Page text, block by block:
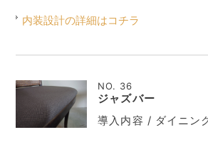
内装設計の詳細はコチラ
NO. 36
ジャズバー
導入内容 / ダイニン